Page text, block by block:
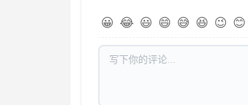
😀 😂 😃 😄 😅 😆 😉 😊